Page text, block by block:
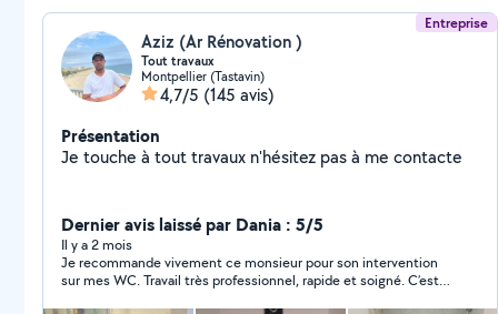
Entreprise
Aziz (Ar Rénovation )
Tout travaux
Montpellier (Tastavin)
4,7/5 (145 avis)
Présentation
Je touche à tout travaux n'hésitez pas à me contacte
Dernier avis laissé par Dania : 5/5
Il y a 2 mois
Je recommande vivement ce monsieur pour son intervention
sur mes WC. Travail très professionnel, rapide et soigné. C’est